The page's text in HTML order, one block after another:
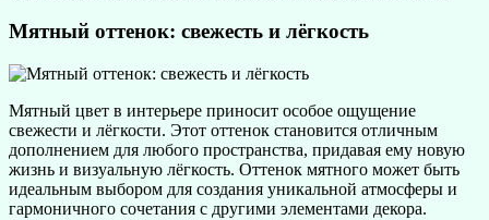
Мятный оттенок: свежесть и лёгкость
Мятный цвет в интерьере приносит особое ощущение
свежести и лёгкости. Этот оттенок становится отличным
дополнением для любого пространства, придавая ему новую
жизнь и визуальную лёгкость. Оттенок мятного может быть
идеальным выбором для создания уникальной атмосферы и
гармоничного сочетания с другими элементами декора.